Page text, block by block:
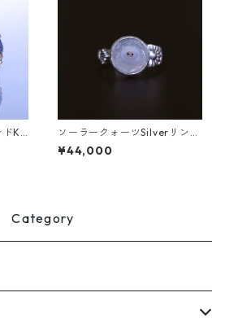
K1
ソーラークォーツSilverリング
HIME(ヒメ） [H003]
¥44,000
Category